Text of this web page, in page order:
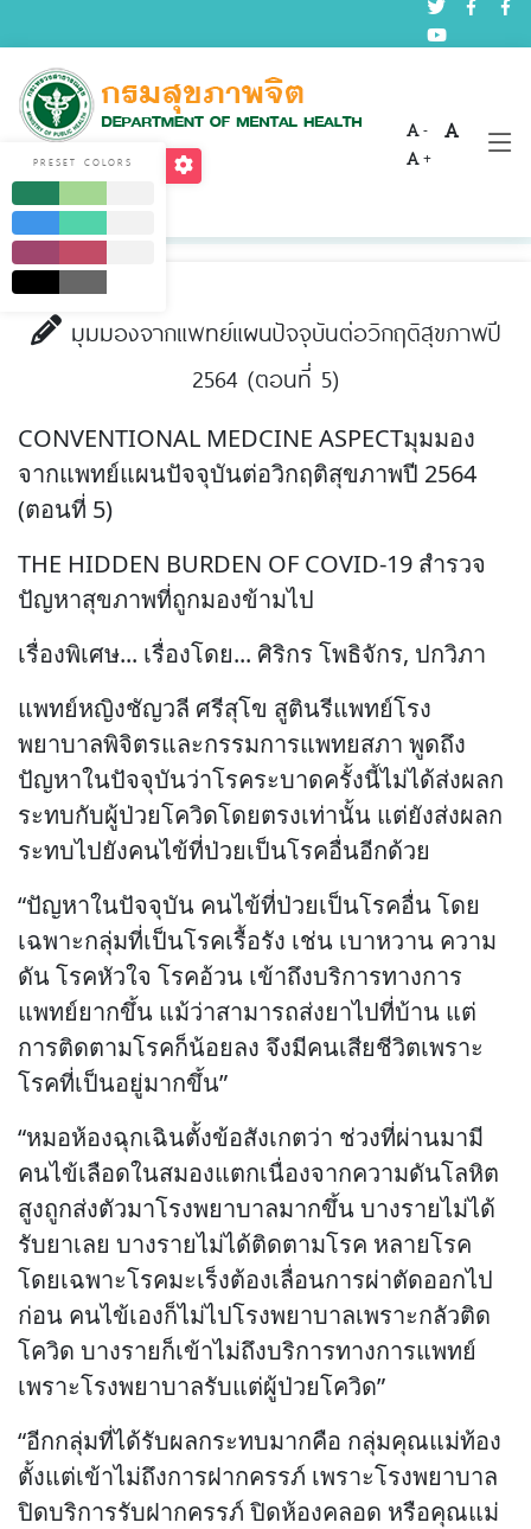
-
+
บทความด้านสุขภาพจิต
Home บริการ
มุมมองจากแพทย์แผนปัจจุบันต่อวิกฤติสุขภาพปี
2564 (ตอนที่ 5)
CONVENTIONAL MEDCINE ASPECTมุมมอง
จากแพทย์แผนปัจจุบันต่อวิกฤติสุขภาพปี 2564
(ตอนที่ 5)
THE HIDDEN BURDEN OF COVID-19 สำรวจ
ปัญหาสุขภาพที่ถูกมองข้ามไป
เรื่องพิเศษ... เรื่องโดย... ศิริกร โพธิจักร, ปกวิภา
แพทย์หญิงชัญวลี ศรีสุโข สูตินรีแพทย์โรง
พยาบาลพิจิตรและกรรมการแพทยสภา พูดถึง
ปัญหาในปัจจุบันว่าโรคระบาดครั้งนี้ไม่ได้ส่งผลก
ระทบกับผู้ป่วยโควิดโดยตรงเท่านั้น แต่ยังส่งผลก
ระทบไปยังคนไข้ที่ป่วยเป็นโรคอื่นอีกด้วย
“ปัญหาในปัจจุบัน คนไข้ที่ป่วยเป็นโรคอื่น โดย
เฉพาะกลุ่มที่เป็นโรคเรื้อรัง เช่น เบาหวาน ความ
ดัน โรคหัวใจ โรคอ้วน เข้าถึงบริการทางการ
แพทย์ยากขึ้น แม้ว่าสามารถส่งยาไปที่บ้าน แต่
การติดตามโรคก็น้อยลง จึงมีคนเสียชีวิตเพราะ
โรคที่เป็นอยู่มากขึ้น”
“หมอห้องฉุกเฉินตั้งข้อสังเกตว่า ช่วงที่ผ่านมามี
คนไข้เลือดในสมองแตกเนื่องจากความดันโลหิต
สูงถูกส่งตัวมาโรงพยาบาลมากขึ้น บางรายไม่ได้
รับยาเลย บางรายไม่ได้ติดตามโรค หลายโรค
โดยเฉพาะโรคมะเร็งต้องเลื่อนการผ่าตัดออกไป
ก่อน คนไข้เองก็ไม่ไปโรงพยาบาลเพราะกลัวติด
โควิด บางรายก็เข้าไม่ถึงบริการทางการแพทย์
เพราะโรงพยาบาลรับแต่ผู้ป่วยโควิด”
“อีกกลุ่มที่ได้รับผลกระทบมากคือ กลุ่มคุณแม่ท้อง
ตั้งแต่เข้าไม่ถึงการฝากครรภ์ เพราะโรงพยาบาล
ปิดบริการรับฝากครรภ์ ปิดห้องคลอด หรือคุณแม่
PRESET COLORS